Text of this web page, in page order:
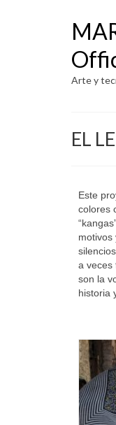
Arte y
EL
Este
colores
motivos
a veces
son la
historia